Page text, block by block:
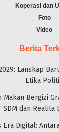
Koperasi dan
Foto
Video
Berita
Lanskap
Etika
Makan Bergizi
SDM dan Realita
Era Digital: